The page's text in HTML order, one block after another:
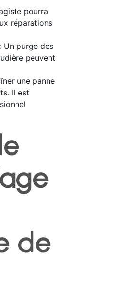
pourra
réparations
Un purge des
peuvent
une panne
Il est
de